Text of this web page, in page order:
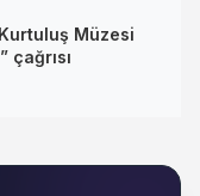
Müzesi
çağrısı